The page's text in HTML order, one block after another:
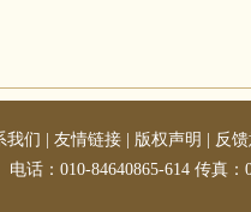
我们 友情链接 版权声明
反
电话：010-84640865-614 传真